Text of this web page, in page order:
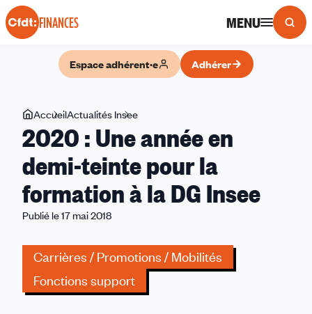
Panneau de gestion des cookies
FINANCES MENU
Espace adhérent·e Adhérer
Vous
êtes
ici
AccueilActualités Insee
Une
en
demi-
teinte
formation
la
2020 : Une année en
demi-teinte pour la
formation à la DG Insee
Publié le 17 mai 2018
Carrières / Promotions / Mobilités
Fonctions support